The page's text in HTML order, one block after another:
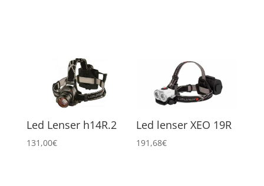
Led Lenser h14R.2
131,00€
Led lenser XEO 19R
191,68€